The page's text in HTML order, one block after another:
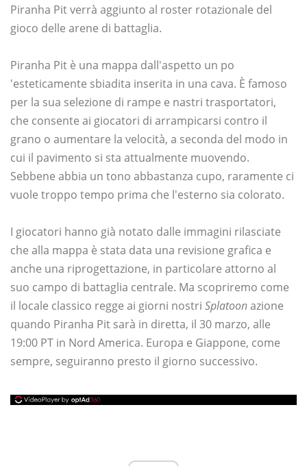
Piranha Pit verrà aggiunto al roster rotazionale del
gioco delle arene di battaglia.
Piranha Pit è una mappa dall'aspetto un po
'esteticamente sbiadita inserita in una cava. È famoso
per la sua selezione di rampe e nastri trasportatori,
che consente ai giocatori di arrampicarsi contro il
grano o aumentare la velocità, a seconda del modo in
cui il pavimento si sta attualmente muovendo.
Sebbene abbia un tono abbastanza cupo, raramente ci
vuole troppo tempo prima che l'esterno sia colorato.
I giocatori hanno già notato dalle immagini rilasciate
che alla mappa è stata data una revisione grafica e
anche una riprogettazione, in particolare attorno al
suo campo di battaglia centrale. Ma scopriremo come
il locale classico regge ai giorni nostri Splatoonazione
quando Piranha Pit sarà in diretta, il 30 marzo, alle
19:00 PT in Nord America. Europa e Giappone, come
sempre, seguiranno presto il giorno successivo.